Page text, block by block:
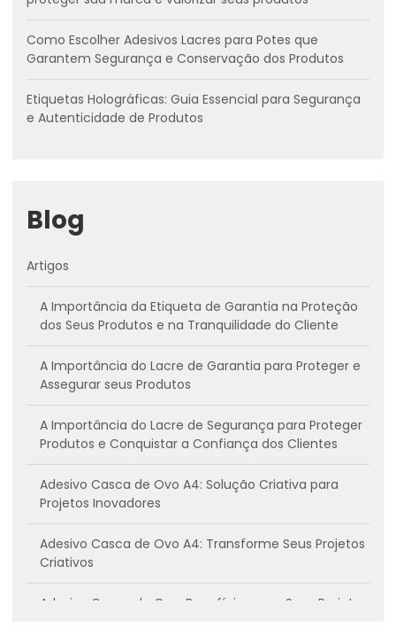
Como Escolher Adesivos Lacres para Potes que
Garantem Segurança e Conservação dos Produtos
Etiquetas Holográficas: Guia Essencial para Segurança
e Autenticidade de Produtos
Blog
Artigos
A Importância da Etiqueta de Garantia na Proteção
dos Seus Produtos e na Tranquilidade do Cliente
A Importância do Lacre de Garantia para Proteger e
Assegurar seus Produtos
A Importância do Lacre de Segurança para Proteger
Produtos e Conquistar a Confiança dos Clientes
Adesivo Casca de Ovo A4: Solução Criativa para
Projetos Inovadores
Adesivo Casca de Ovo A4: Transforme Seus Projetos
Criativos
Adesivo Casca de Ovo: Benefícios para Seus Projetos